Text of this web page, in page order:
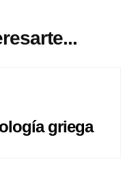
griega